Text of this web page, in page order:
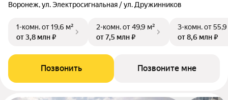
Воронеж, ул. Электросигнальная / ул. Дружинников
1-комн.от 19,6 м²
от 3,8 млн ₽
2-комн.от 49,9 м²
от 7,5 млн ₽
3-комн.от
от 8,6 млн ₽
Позвонить Позвоните мне